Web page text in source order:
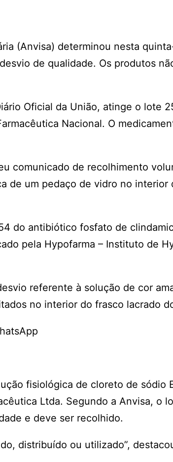
(Anvisa) determinou nesta
de qualidade. Os produtos
Oficial da União, atinge o lote
Nacional. O
comunicado de recolhimento
de um pedaço de vidro no interior
do antibiótico fosfato de
pela Hypofarma – Instituto de
referente à solução de cor
no interior do frasco lacrado
fisiológica de cloreto de sódio
Ltda. Segundo a Anvisa, o
e deve ser recolhido.
distribuído ou utilizado”,